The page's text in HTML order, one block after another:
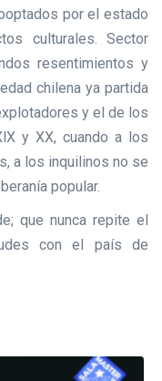
por el estado
culturales. Sector
resentimientos y
chilena ya partida
y el de los
y XX, cuando a los
a los inquilinos no se
popular.
que nunca repite el
con el país de